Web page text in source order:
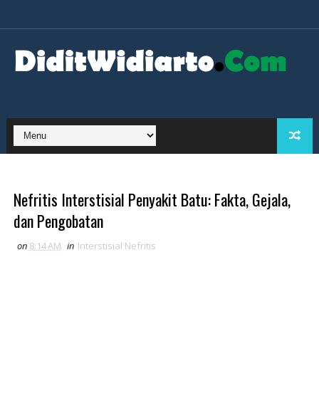
Nefritis Interstisial Penyakit Batu: Fakta, Gejala,
dan Pengobatan
on 8:14 AM in Interstisial Nefritis